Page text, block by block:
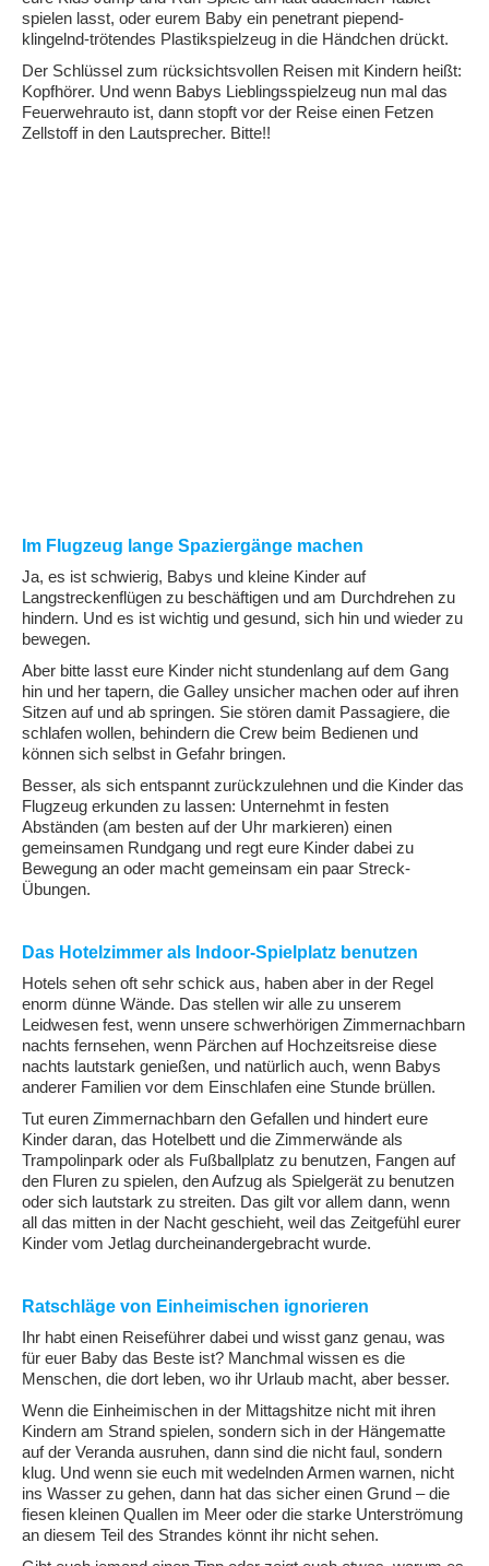
spielen lasst, oder eurem Baby ein penetrant piepend-
klingelnd-trötendes Plastikspielzeug in die Händchen drückt.
Der Schlüssel zum rücksichtsvollen Reisen mit Kindern heißt:
Kopfhörer. Und wenn Babys Lieblingsspielzeug nun mal das
Feuerwehrauto ist, dann stopft vor der Reise einen Fetzen
Zellstoff in den Lautsprecher. Bitte!!
Im Flugzeug lange Spaziergänge machen
Ja, es ist schwierig, Babys und kleine Kinder auf
Langstreckenflügen zu beschäftigen und am Durchdrehen zu
hindern. Und es ist wichtig und gesund, sich hin und wieder zu
bewegen.
Aber bitte lasst eure Kinder nicht stundenlang auf dem Gang
hin und her tapern, die Galley unsicher machen oder auf ihren
Sitzen auf und ab springen. Sie stören damit Passagiere, die
schlafen wollen, behindern die Crew beim Bedienen und
können sich selbst in Gefahr bringen.
Besser, als sich entspannt zurückzulehnen und die Kinder das
Flugzeug erkunden zu lassen: Unternehmt in festen
Abständen (am besten auf der Uhr markieren) einen
gemeinsamen Rundgang und regt eure Kinder dabei zu
Bewegung an oder macht gemeinsam ein paar Streck-
Übungen.
Das Hotelzimmer als Indoor-Spielplatz benutzen
Hotels sehen oft sehr schick aus, haben aber in der Regel
enorm dünne Wände. Das stellen wir alle zu unserem
Leidwesen fest, wenn unsere schwerhörigen Zimmernachbarn
nachts fernsehen, wenn Pärchen auf Hochzeitsreise diese
nachts lautstark genießen, und natürlich auch, wenn Babys
anderer Familien vor dem Einschlafen eine Stunde brüllen.
Tut euren Zimmernachbarn den Gefallen und hindert eure
Kinder daran, das Hotelbett und die Zimmerwände als
Trampolinpark oder als Fußballplatz zu benutzen, Fangen auf
den Fluren zu spielen, den Aufzug als Spielgerät zu benutzen
oder sich lautstark zu streiten. Das gilt vor allem dann, wenn
all das mitten in der Nacht geschieht, weil das Zeitgefühl eurer
Kinder vom Jetlag durcheinandergebracht wurde.
Ratschläge von Einheimischen ignorieren
Ihr habt einen Reiseführer dabei und wisst ganz genau, was
für euer Baby das Beste ist? Manchmal wissen es die
Menschen, die dort leben, wo ihr Urlaub macht, aber besser.
Wenn die Einheimischen in der Mittagshitze nicht mit ihren
Kindern am Strand spielen, sondern sich in der Hängematte
auf der Veranda ausruhen, dann sind die nicht faul, sondern
klug. Und wenn sie euch mit wedelnden Armen warnen, nicht
ins Wasser zu gehen, dann hat das sicher einen Grund – die
fiesen kleinen Quallen im Meer oder die starke Unterströmung
an diesem Teil des Strandes könnt ihr nicht sehen.